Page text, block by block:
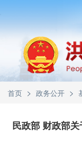
首页 > 政务公开 >
民政部 财政部